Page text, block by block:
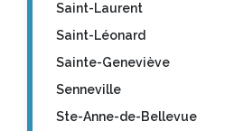
Saint-Laurent
Saint-Léonard
Sainte-Geneviève
Senneville
Ste-Anne-de-Bellevue